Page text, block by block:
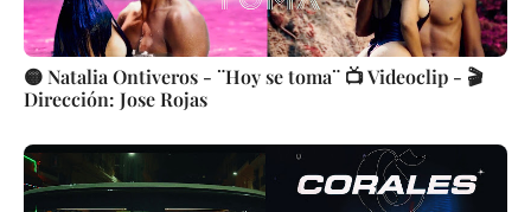
🟡 Natalia Ontiveros - ¨Hoy se toma¨ 📺 Videoclip - 🎬
Dirección: Jose Rojas